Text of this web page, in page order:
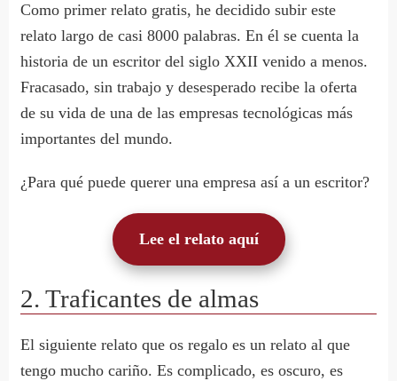
Como primer relato gratis, he decidido subir este
relato largo de casi 8000 palabras. En él se cuenta la
historia de un escritor del siglo XXII venido a menos.
Fracasado, sin trabajo y desesperado recibe la oferta
de su vida de una de las empresas tecnológicas más
importantes del mundo.
¿Para qué puede querer una empresa así a un escritor?
Lee el relato aquí
2. Traficantes de almas
El siguiente relato que os regalo es un relato al que
tengo mucho cariño. Es complicado, es oscuro, es